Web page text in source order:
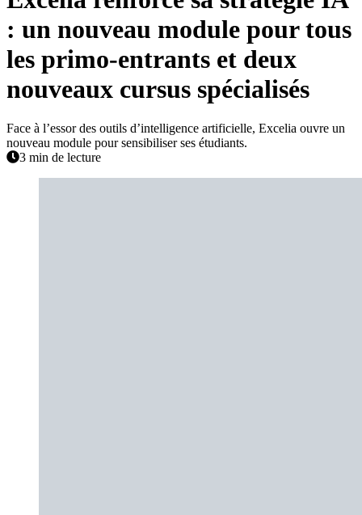
: un nouveau module pour tous
les primo-entrants et deux
nouveaux cursus spécialisés
Face à l’essor des outils d’intelligence artificielle, Excelia ouvre un
nouveau module pour sensibiliser ses étudiants.
3 min de lecture